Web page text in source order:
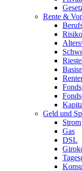
Rente &
Geld und
Strom
Gas
DSL